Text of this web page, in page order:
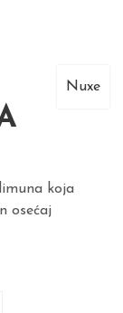
Nuxe
koja
osećaj